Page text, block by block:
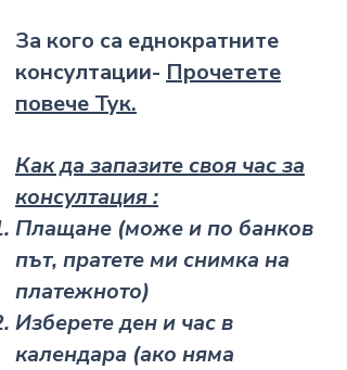
За кого са еднократните
консултации- Прочетете
повече Тук.
Как да запазите своя час за
консултация :
Плащане (може и по банков
път, пратете ми снимка на
платежното)
Изберете ден и час в
календара (ако няма